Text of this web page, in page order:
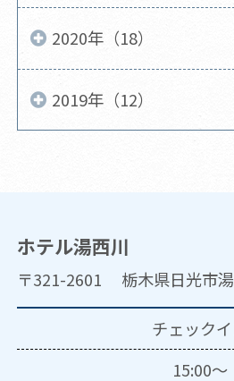
2020年（18）
2019年（12）
ホテル湯西川
〒321-2601 栃木県日光市
チェック
15:00～